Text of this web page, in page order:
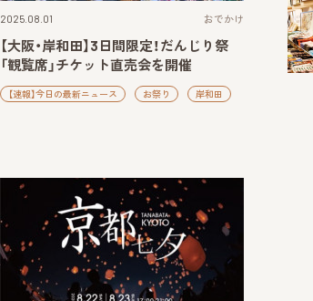
2025.08.01 おでかけ
【大阪・岸和田】3日間限定！だんじり祭
「観覧席」チケット直売会を開催
【速報】今日の最新ニュース お祭り 岸和田